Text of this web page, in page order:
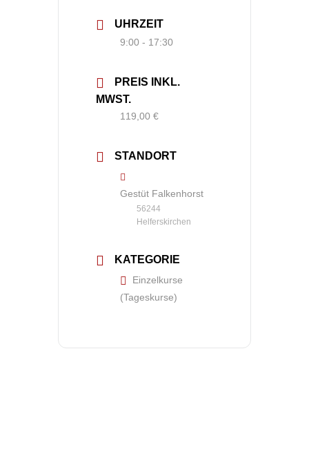
UHRZEIT
9:00 - 17:30
PREIS INKL.
MWST.
119,00 €
STANDORT
Gestüt Falkenhorst
56244
Helferskirchen
KATEGORIE
Einzelkurse
(Tageskurse)